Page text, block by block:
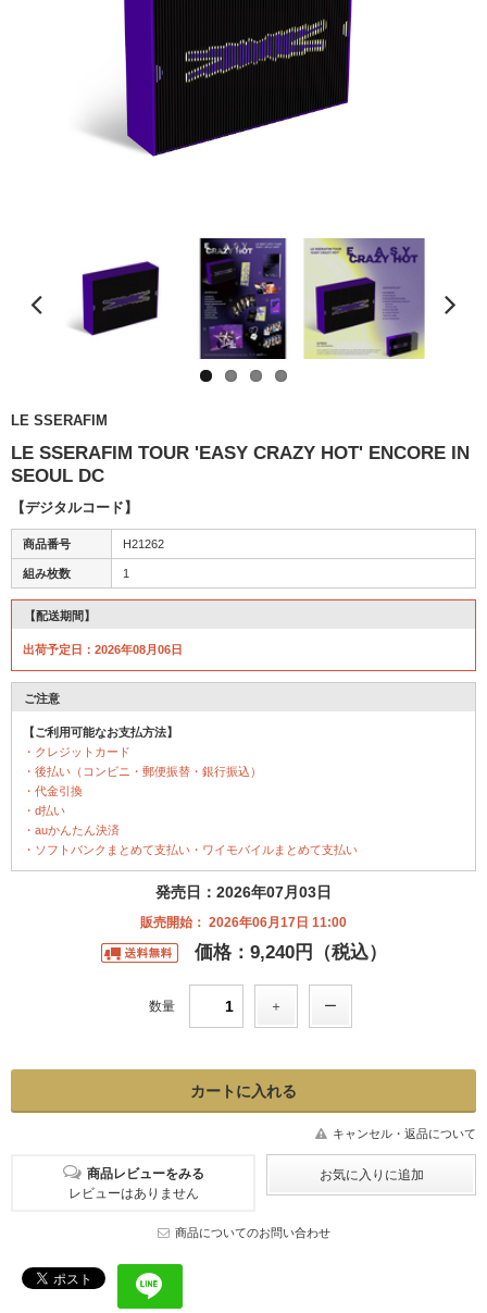
LE SSERAFIM
LE SSERAFIM TOUR 'EASY CRAZY HOT' ENCORE IN
SEOUL DC
【デジタルコード】
商品番号 H21262
組み枚数 1
【配送期間】
出荷予定日：2026年08月06日
ご注意
【ご利用可能なお支払方法】
・クレジットカード
・後払い（コンビニ・郵便振替・銀行振込）
・代金引換
・d払い
・auかんたん決済
・ソフトバンクまとめて支払い・ワイモバイルまとめて支払い
発売日：2026年07月03日
販売開始： 2026年06月17日 11:00
価格：9,240円（税込）
数量
キャンセル・返品について
商品レビューをみる
レビューはありません
商品についてのお問い合わせ